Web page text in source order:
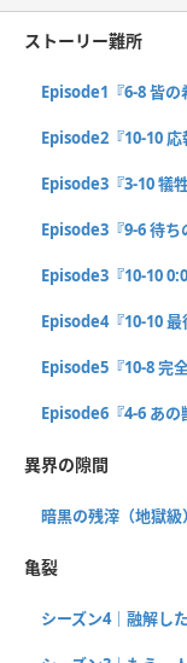
ストーリー難所
Episode1『6-8 皆の
Episode2『10-10 応
Episode3『3-10 犠牲
Episode3『9-6 待ち
Episode3『10-10
Episode4『10-10 最
Episode5『10-8 完
Episode6『4-6 あの
異界の隙間
暗黒の残滓（地獄級）
亀裂
シーズン4｜融解し